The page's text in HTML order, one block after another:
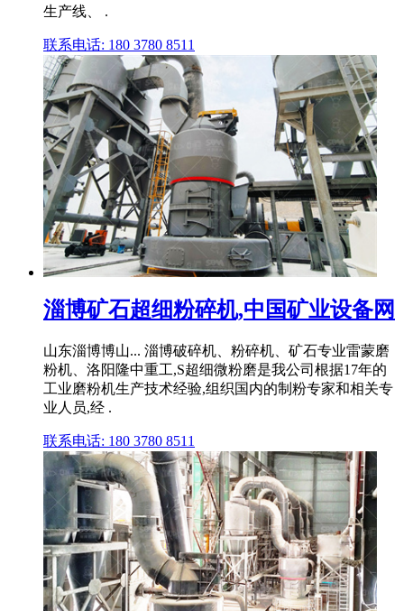
生产线、 .
联系电话: 180 3780 8511
淄博矿石超细粉碎机,中国矿业设备网
山东淄博博山... 淄博破碎机、粉碎机、矿石专业雷蒙磨
粉机、洛阳隆中重工,S超细微粉磨是我公司根据17年的
工业磨粉机生产技术经验,组织国内的制粉专家和相关专
业人员,经 .
联系电话: 180 3780 8511